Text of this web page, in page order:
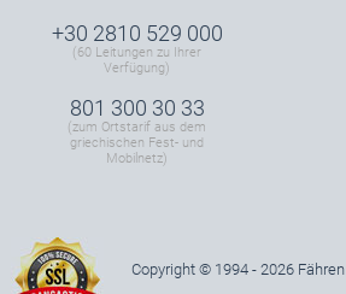
+30 2810 529 000
(60 Leitungen zu Ihrer
Verfügung)
801 300 30 33
(zum Ortstarif aus dem
griechischen Fest- und
Mobilnetz)
Copyright © 1994 - 2026 Fähren